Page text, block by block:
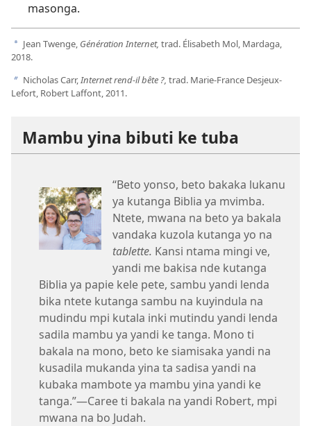
masonga.
a Jean Twenge, Génération Internet, trad. Élisabeth Mol, Mardaga,
2018.
b Nicholas Carr, Internet rend-​il bête ?, trad. Marie-France Desjeux-
Lefort, Robert Laffont, 2011.
Mambu yina bibuti ke tuba
“Beto yonso, beto bakaka lukanu
ya kutanga Biblia ya mvimba.
Ntete, mwana na beto ya bakala
vandaka kuzola kutanga yo na
tablette. Kansi ntama mingi ve,
yandi me bakisa nde kutanga
Biblia ya papie kele pete, sambu yandi lenda
bika ntete kutanga sambu na kuyindula na
mudindu mpi kutala inki mutindu yandi lenda
sadila mambu ya yandi ke tanga. Mono ti
bakala na mono, beto ke siamisaka yandi na
kusadila mukanda yina ta sadisa yandi na
kubaka mambote ya mambu yina yandi ke
tanga.”—Caree ti bakala na yandi Robert, mpi
mwana na bo Judah.